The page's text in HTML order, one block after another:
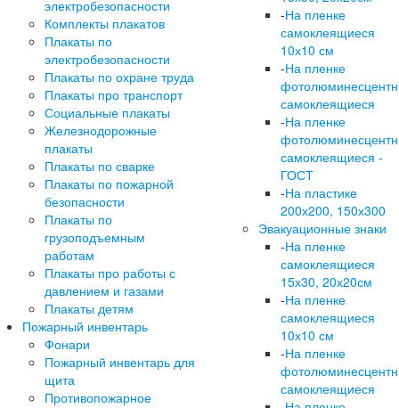
электробезопасности
Комплекты плакатов
Плакаты по
электробезопасности
Плакаты по охране труда
Плакаты про транспорт
Социальные плакаты
Железнодорожные
плакаты
Плакаты по сварке
Плакаты по пожарной
безопасности
Плакаты по
грузоподъемным
работам
Плакаты про работы с
давлением и газами
Плакаты детям
Пожарный инвентарь
Фонари
Пожарный инвентарь для
щита
Противопожарное
-На пленке
самоклеящиеся
10х10 см
-На пленке
самоклеящиеся
-На пленке
самоклеящиеся -
ГОСТ
-На пластике
200х200, 150х300
Эвакуационные знаки
-На пленке
самоклеящиеся
15х30, 20х20см
-На пленке
самоклеящиеся
10х10 см
-На пленке
самоклеящиеся